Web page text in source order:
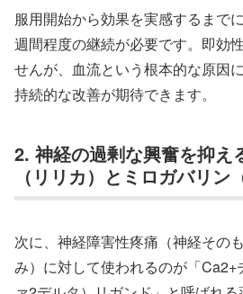
服用開始から効果を実感するまで
週間程度の継続が必要です。即効
せんが、血流という根本的な原因
持続的な改善が期待できます。
2. 神経の過剰な興奮を抑え
（リリカ）とミロガバリン
次に、神経障害性疼痛（神経その
み）に対して使われるのが「